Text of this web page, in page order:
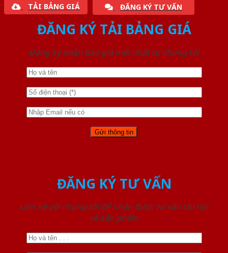
TẢI BẢNG GIÁ ĐĂNG KÝ TƯ VẤN
ĐĂNG KÝ TẢI BẢNG GIÁ
Đăng ký nhận báo giá mới nhất từ chúng tôi
ĐĂNG KÝ TƯ VẤN
Liên hệ với chúng tôi để nhận được tư vấn chi tiết
về sản phẩm